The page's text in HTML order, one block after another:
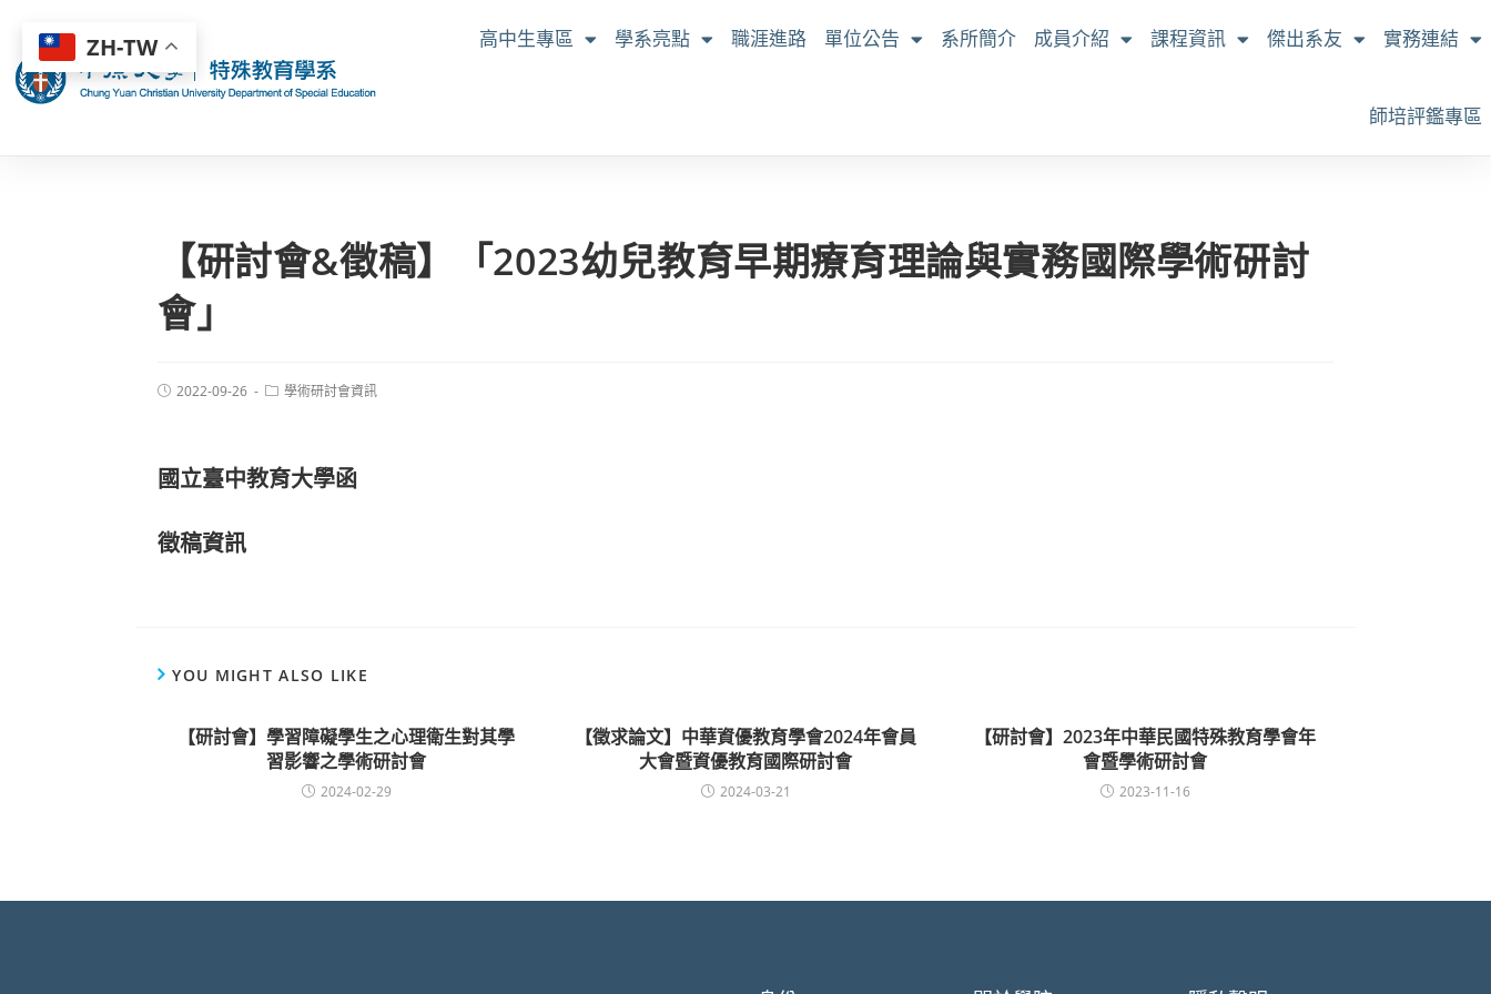
高中生專區 學系亮點 職涯進路 單位公告 系所簡介 成員介紹 課程資訊 傑出系友 實務連結
師培評鑑專區
【研討會&徵稿】「2023幼兒教育早期療育理論與實務國際學術研討
會」
2022-09-26 學術研討會資訊
國立臺中教育大學函
徵稿資訊
YOU MIGHT ALSO LIKE
【研討會】學習障礙學生之心理衛生對其學
習影響之學術研討會
2024-02-29
【徵求論文】中華資優教育學會2024年會員
大會暨資優教育國際研討會
2024-03-21
【研討會】2023年中華民國特殊教育學會年
會暨學術研討會
2023-11-16
ZH-TW